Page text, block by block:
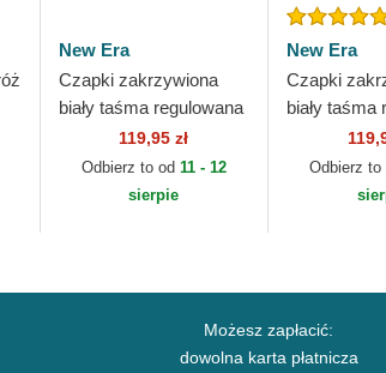
New Era
Czapki zakrzywiona
biały taśma regulowana
9FORTY League
Essential New York
Yankees MLB New Era
119,95 zł
Odbierz to od 11 - 12
sierpie
New Era
Czapki
biały taśma
9FORTY
Essential
Yankees
Odbierz
Możesz zapłacić:
dowolna karta płatnicza